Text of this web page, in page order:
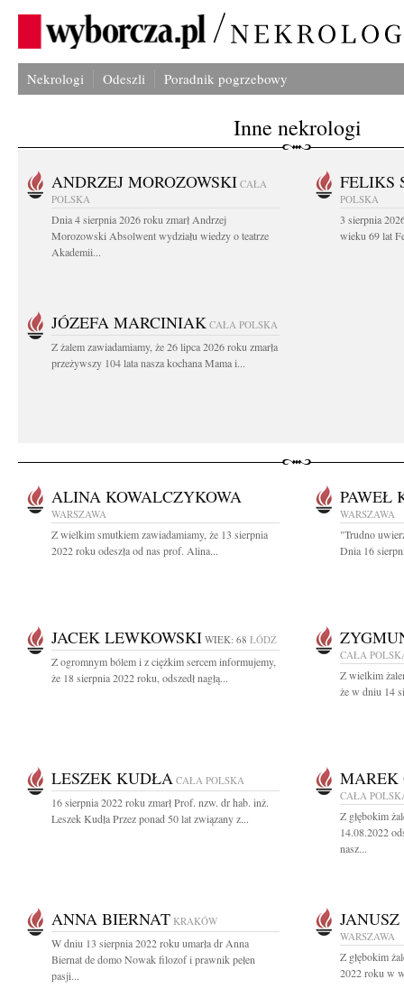
Nekrologi Odeszli Poradnik pogrzebowy
Inne nekrologi
ANDRZEJ MOROZOWSKI CAŁA
POLSKA
Dnia 4 sierpnia 2026 roku zmarł Andrzej
Morozowski Absolwent wydziału wiedzy o teatrze
Akademii...
FELIKS
POLSKA
3 sierpnia
wieku 69 lat
JÓZEFA MARCINIAK CAŁA POLSKA
Z żalem zawiadamiamy, że 26 lipca 2026 roku zmarła
przeżywszy 104 lata nasza kochana Mama i...
ALINA KOWALCZYKOWA
WARSZAWA
Z wielkim smutkiem zawiadamiamy, że 13 sierpnia
2022 roku odeszła od nas prof. Alina...
PAWEŁ
WARSZAWA
"Trudno
Dnia 16
JACEK LEWKOWSKI WIEK: 68 ŁÓDŹ
Z ogromnym bólem i z ciężkim sercem informujemy,
że 18 sierpnia 2022 roku, odszedł nagłą...
CAŁA
Z wielkim
że w dniu 14
LESZEK KUDŁA CAŁA POLSKA
16 sierpnia 2022 roku zmarł Prof. nzw. dr hab. inż.
Leszek Kudła Przez ponad 50 lat związany z...
MAREK
CAŁA
Z głębokim
14.08.2022
nasz...
ANNA BIERNAT KRAKÓW
W dniu 13 sierpnia 2022 roku umarła dr Anna
Biernat de domo Nowak filozof i prawnik pełen
pasji...
WARSZAWA
Z głębokim
2022 roku w